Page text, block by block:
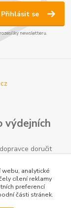
Přihlásit se
newsletteru.
výdejních
doručit
webu, analytické
cílení reklamy
preferencí
části stránek.